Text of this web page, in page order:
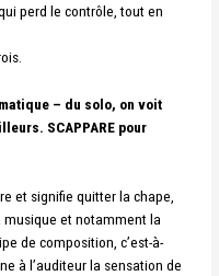
perd le contrôle, tout en
– du solo, on voit
SCAPPARE pour
et signifie quitter la chape,
musique et notamment la
de composition, c’est-à-
à l’auditeur la sensation de